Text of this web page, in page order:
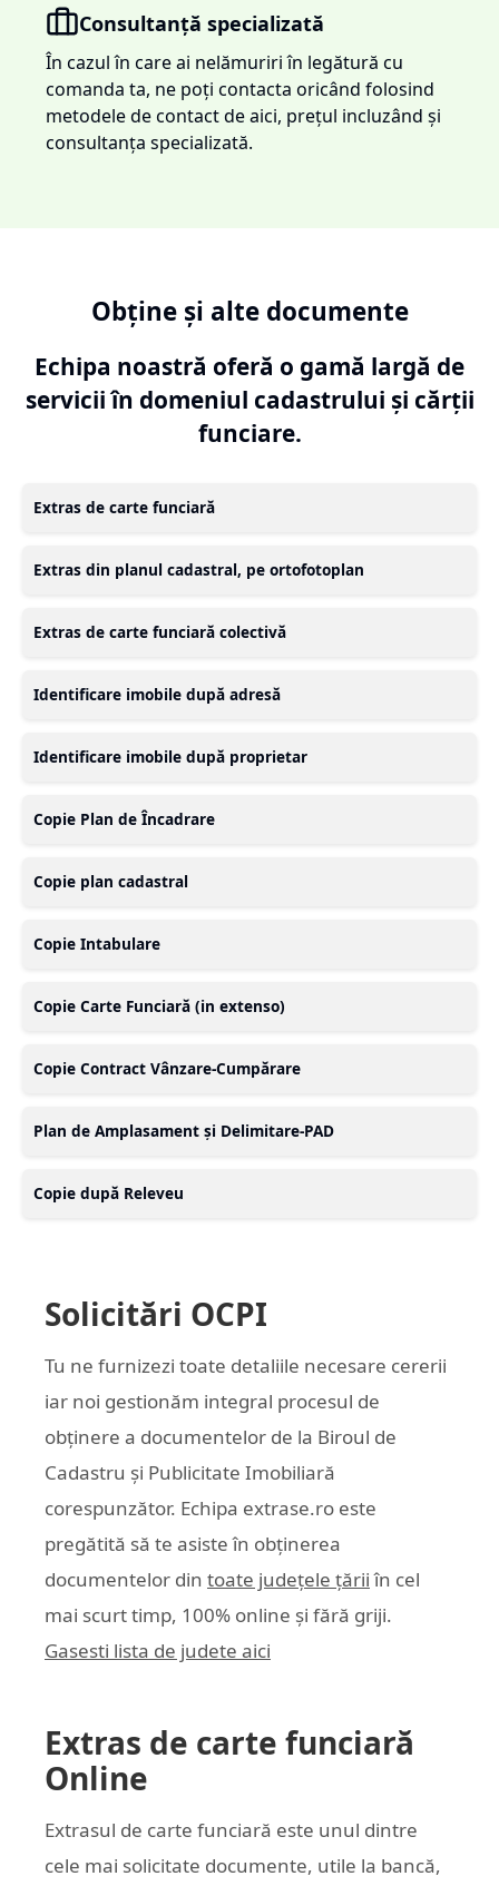
Consultanță specializată
În cazul în care ai nelămuriri în legătură cu
comanda ta, ne poți contacta oricând folosind
metodele de contact de aici, prețul incluzând și
consultanța specializată.
Obține și alte documente
Echipa noastră oferă o gamă largă de
servicii în domeniul cadastrului și cărții
funciare.
Extras de carte funciară
Extras din planul cadastral, pe ortofotoplan
Extras de carte funciară colectivă
Identificare imobile după adresă
Identificare imobile după proprietar
Copie Plan de Încadrare
Copie plan cadastral
Copie Intabulare
Copie Carte Funciară (in extenso)
Copie Contract Vânzare-Cumpărare
Plan de Amplasament și Delimitare-PAD
Copie după Releveu
Solicitări OCPI
Tu ne furnizezi toate detaliile necesare cererii
iar noi gestionăm integral procesul de
obținere a documentelor de la Biroul de
Cadastru și Publicitate Imobiliară
corespunzător. Echipa extrase.ro este
pregătită să te asiste în obținerea
documentelor din toate județele țării în cel
mai scurt timp, 100% online și fără griji.
Gasesti lista de judete aici
Extras de carte funciară
Online
Extrasul de carte funciară este unul dintre
cele mai solicitate documente, utile la bancă,